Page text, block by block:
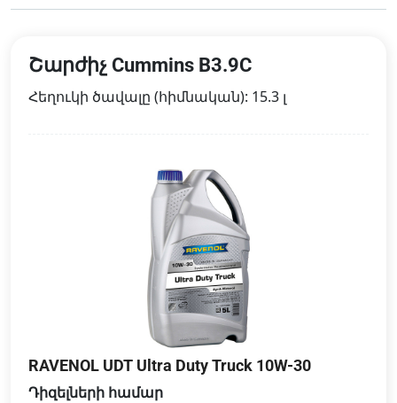
Շարժիչ Cummins B3.9C
Հեղուկի ծավալը (հիմնական): 15.3 լ
RAVENOL UDT Ultra Duty Truck 10W-30
Դիզելների համար